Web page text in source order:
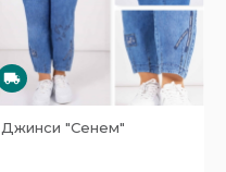
Джинси "Сенем"